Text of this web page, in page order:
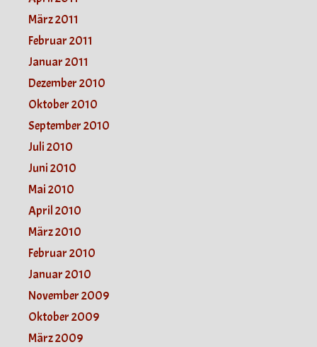
März 2011
Februar 2011
Januar 2011
Dezember 2010
Oktober 2010
September 2010
Juli 2010
Juni 2010
Mai 2010
April 2010
März 2010
Februar 2010
Januar 2010
November 2009
Oktober 2009
März 2009